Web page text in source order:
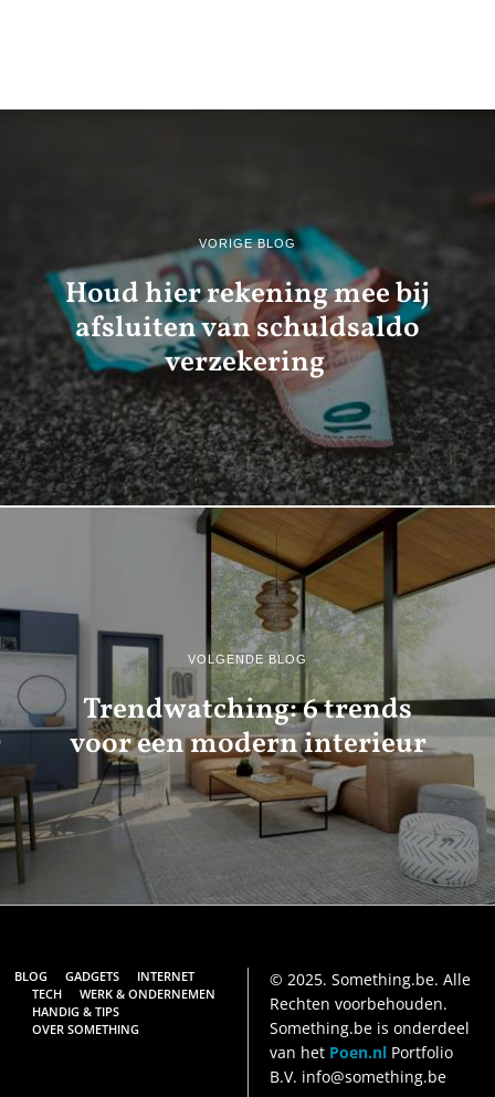
VORIGE BLOG
Houd hier rekening mee bij
afsluiten van schuldsaldo
verzekering
VOLGENDE BLOG
Trendwatching: 6 trends
voor een modern interieur
BLOG GADGETS
INTERNET
TECH
WERK & ONDERNEMEN
HANDIG & TIPS
OVER SOMETHING
© 2025. Something.be. Alle
Rechten voorbehouden.
Something.be is onderdeel
van het Poen.nlPortfolio
B.V. info@something.be